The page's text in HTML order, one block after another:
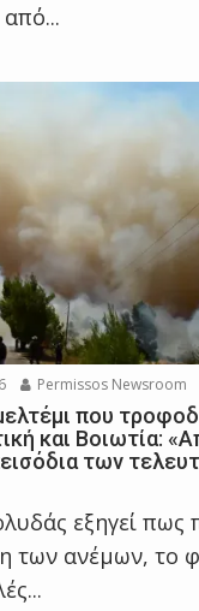
Permissos Newsroom
που
και Βοιωτία:
των
εξηγεί πως
των ανέμων, το